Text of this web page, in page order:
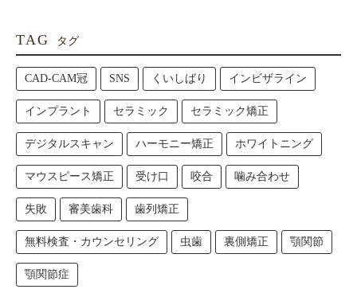
TAG タグ
CAD-CAM冠 SNS くいしばり インビザライン
インプラント セラミック セラミック矯正
デジタルスキャン ハーモニー矯正 ホワイトニング
マウスピース矯正 受け口 咬合 噛み合わせ
失敗 審美歯科 歯列矯正
無料検査・カウンセリング 虫歯 裏側矯正 顎関節
顎関節症